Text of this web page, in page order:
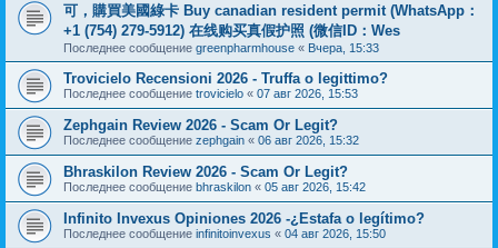
可，購買美國綠卡 Buy canadian resident permit (WhatsApp：
+1 (754) 279-5912) 在线购买真假护照 (微信ID：Wes
Последнее сообщение greenpharmhouse « Вчера, 15:33
Trovicielo Recensioni 2026 - Truffa o legittimo?
Последнее сообщение trovicielo « 07 авг 2026, 15:53
Zephgain Review 2026 - Scam Or Legit?
Последнее сообщение zephgain « 06 авг 2026, 15:32
Bhraskilon Review 2026 - Scam Or Legit?
Последнее сообщение bhraskilon « 05 авг 2026, 15:42
Infinito Invexus Opiniones 2026 -¿Estafa o legítimo?
Последнее сообщение infinitoinvexus « 04 авг 2026, 15:50